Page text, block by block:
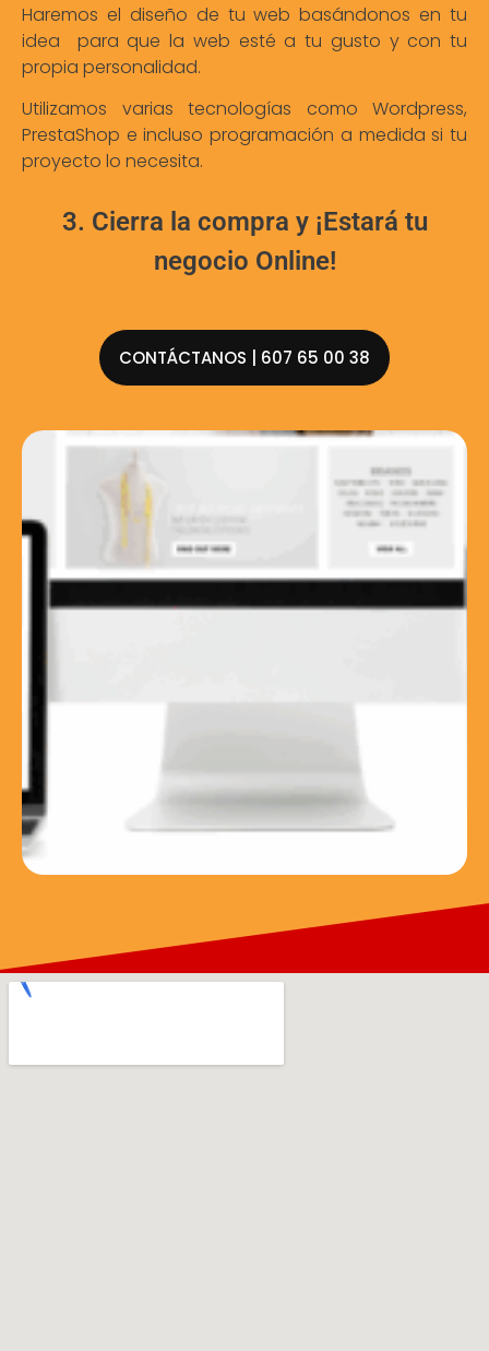
Haremos el diseño de tu web basándonos en tu
idea para que la web esté a tu gusto y con tu
propia personalidad.
Utilizamos varias tecnologías como Wordpress,
PrestaShop e incluso programación a medida si tu
proyecto lo necesita.
3. Cierra la compra y ¡Estará tu
negocio Online!
CONTÁCTANOS | 607 65 00 38